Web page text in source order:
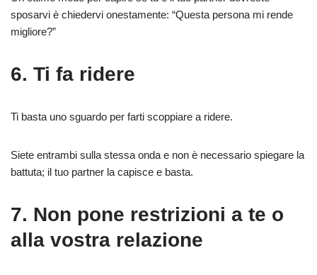
sposarvi è chiedervi onestamente: “Questa persona mi rende
migliore?”
6. Ti fa ridere
Ti basta uno sguardo per farti scoppiare a ridere.
Siete entrambi sulla stessa onda e non è necessario spiegare la
battuta; il tuo partner la capisce e basta.
7. Non pone restrizioni a te o
alla vostra relazione